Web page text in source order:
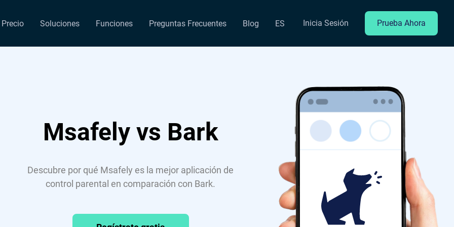
Precio Soluciones Funciones Preguntas Frecuentes Blog ES Inicia Sesión Prueba Ahora
Msafely vs Bark
Descubre por qué Msafely es la mejor aplicación de
control parental en comparación con Bark.